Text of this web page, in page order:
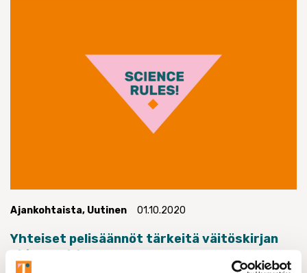
Ajankohtaista, Uutinen 01.10.2020
Yhteiset pelisäännöt tärkeitä väitöskirjan
ohjaussuhteessa